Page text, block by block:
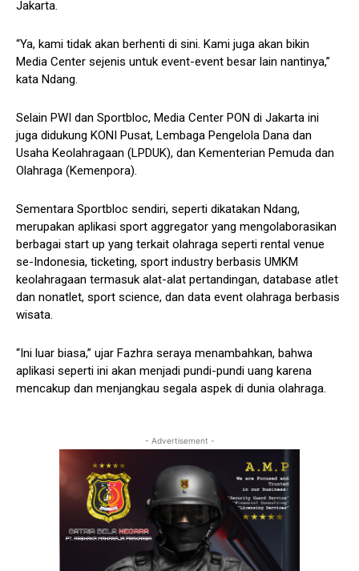
Jakarta.
“Ya, kami tidak akan berhenti di sini. Kami juga akan bikin
Media Center sejenis untuk event-event besar lain nantinya,”
kata Ndang.
Selain PWI dan Sportbloc, Media Center PON di Jakarta ini
juga didukung KONI Pusat, Lembaga Pengelola Dana dan
Usaha Keolahragaan (LPDUK), dan Kementerian Pemuda dan
Olahraga (Kemenpora).
Sementara Sportbloc sendiri, seperti dikatakan Ndang,
merupakan aplikasi sport aggregator yang mengolaborasikan
berbagai start up yang terkait olahraga seperti rental venue
se-Indonesia, ticketing, sport industry berbasis UMKM
keolahragaan termasuk alat-alat pertandingan, database atlet
dan nonatlet, sport science, dan data event olahraga berbasis
wisata.
“Ini luar biasa,” ujar Fazhra seraya menambahkan, bahwa
aplikasi seperti ini akan menjadi pundi-pundi uang karena
mencakup dan menjangkau segala aspek di dunia olahraga.
- Advertisement -